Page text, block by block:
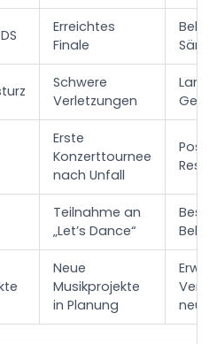
Erreichtes
Finale
Schwere
Verletzungen
Erste
Konzerttournee
nach Unfall
Teilnahme an
„Let’s Dance“
Neue
Musikprojekte
in Planung